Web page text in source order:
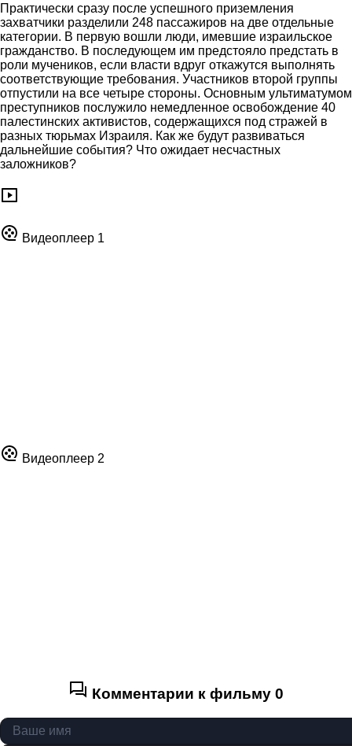
Практически сразу после успешного приземления
захватчики разделили 248 пассажиров на две отдельные
категории. В первую вошли люди, имевшие израильское
гражданство. В последующем им предстояло предстать в
роли мучеников, если власти вдруг откажутся выполнять
соответствующие требования. Участников второй группы
отпустили на все четыре стороны. Основным ультиматумом
преступников послужило немедленное освобождение 40
палестинских активистов, содержащихся под стражей в
разных тюрьмах Израиля. Как же будут развиваться
дальнейшие события? Что ожидает несчастных
заложников?
Видеоплеер 1
Видеоплеер 2
Комментарии к фильму 0